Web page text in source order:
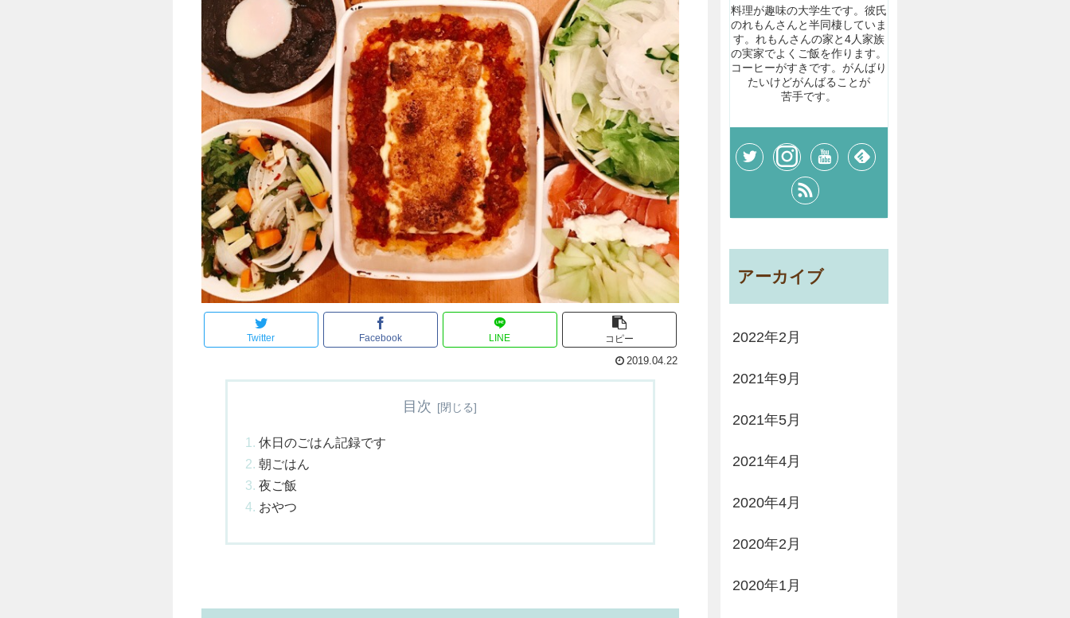
Twitter Facebook LINE
コピー
2019.04.22
目次
休日のごはん記録です
朝ごはん
夜ご飯
おやつ
料理が趣味の大学生です。彼氏
のれもんさんと半同棲していま
す。れもんさんの家と4人家族
の実家でよくご飯を作ります。
コーヒーがすきです。がんばり
たいけどがんばることが
苦手です。
アーカイブ
2022年2月
2021年9月
2021年5月
2021年4月
2020年4月
2020年2月
2020年1月